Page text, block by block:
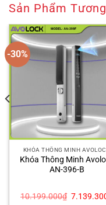
Sản Phẩm
-30%
KHÓA THÔNG MINH
Khóa Thông Minh
AN-396-B
10.199.000₫ Giá